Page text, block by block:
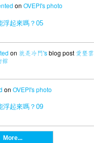
on OVEPI'sphoto
浮起來嗎？05
on 就是冷門'sblog post 愛墾雲
館
on OVEPI'sphoto
浮起來嗎？09
More...